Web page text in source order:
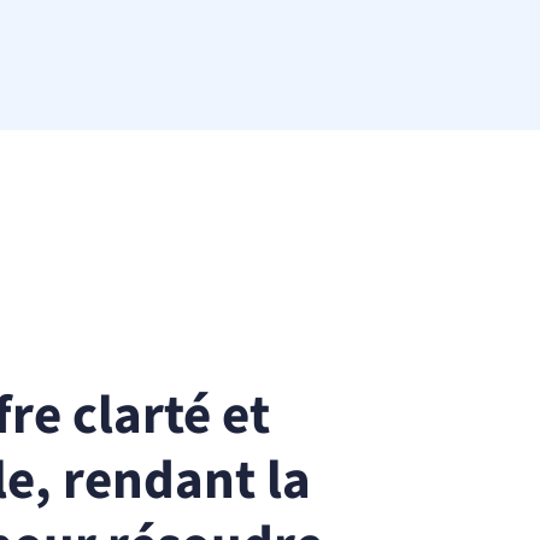
clarté et
rendant la